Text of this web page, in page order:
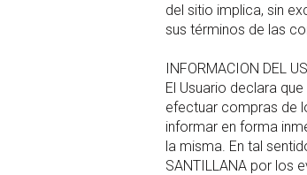
del sitio implica, sin
sus términos de las
INFORMACION DEL
El Usuario declara
efectuar compras de
informar en forma
la misma. En tal
SANTILLANA por los